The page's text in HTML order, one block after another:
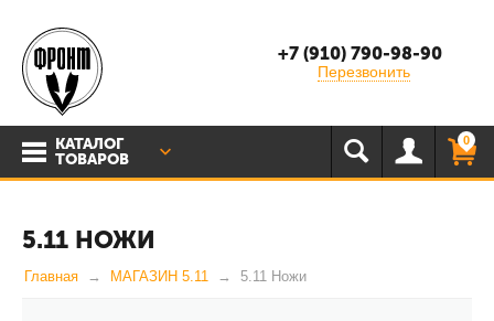
+7 (910) 790-98-90
Перезвонить
0
КАТАЛОГ
ТОВАРОВ
5.11 НОЖИ
Главная МАГАЗИН 5.11 5.11 Ножи